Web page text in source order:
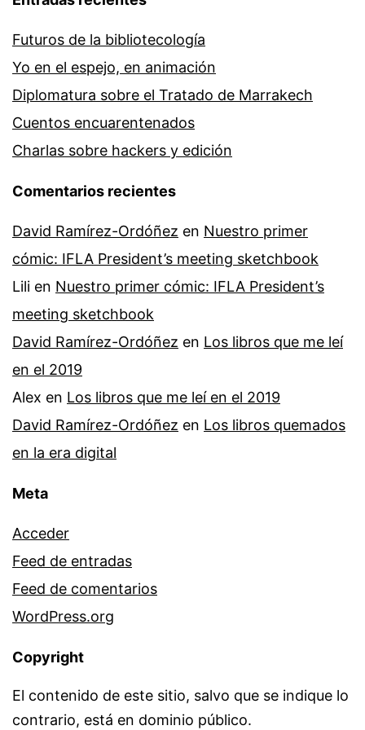
Futuros de la bibliotecología
Yo en el espejo, en animación
Diplomatura sobre el Tratado de Marrakech
Cuentos encuarentenados
Charlas sobre hackers y edición
Comentarios recientes
David Ramírez-Ordóñez en Nuestro primer
cómic: IFLA President’s meeting sketchbook
Lili en Nuestro primer cómic: IFLA President’s
meeting sketchbook
David Ramírez-Ordóñez en Los libros que me leí
en el 2019
Alex en Los libros que me leí en el 2019
David Ramírez-Ordóñez en Los libros quemados
en la era digital
Meta
Acceder
Feed de entradas
Feed de comentarios
WordPress.org
Copyright
El contenido de este sitio, salvo que se indique lo
contrario, está en dominio público.